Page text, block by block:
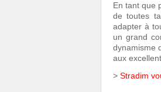
En tant que
de toutes
adapter à
un grand
dynamisme
aux
> Stradim